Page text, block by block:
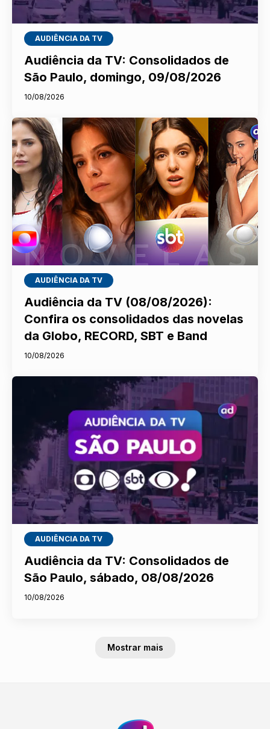
AUDIÊNCIA DA TV
Audiência da TV: Consolidados de
São Paulo, domingo, 09/08/2026
10/08/2026
AUDIÊNCIA DA TV
Audiência da TV (08/08/2026):
Confira os consolidados das novelas
da Globo, RECORD, SBT e Band
10/08/2026
AUDIÊNCIA DA TV
Audiência da TV: Consolidados de
São Paulo, sábado, 08/08/2026
10/08/2026
Mostrar mais